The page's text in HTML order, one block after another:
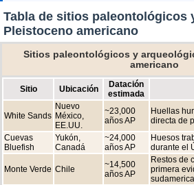
Tabla de sitios paleontológicos
Pleistoceno americano
Sitios paleontológicos y
americano
Sitio Ubicación
Datación
estimada
White Sands
Nuevo
México,
EE.UU.
~23,000
años AP
Huellas
directa de
Cuevas
Bluefish
Yukón,
Canadá
~24,000
años AP
Huesos
durante el
Monte Verde Chile
~14,500
años AP
Restos de
primera